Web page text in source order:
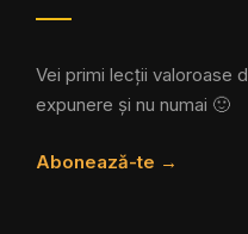
Vei primi lecții valoroase
expunere și nu numai 🙂
Abonează-te →